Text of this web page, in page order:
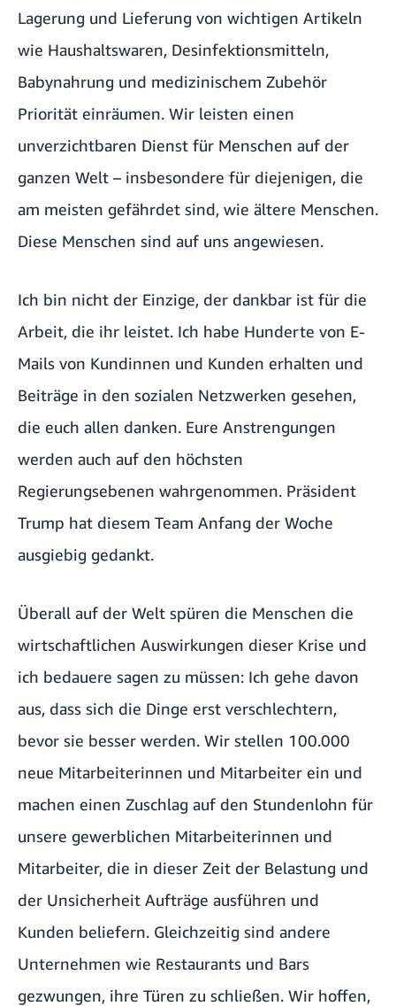
Lagerung und Lieferung von wichtigen Artikeln
wie Haushaltswaren, Desinfektionsmitteln,
Babynahrung und medizinischem Zubehör
Priorität einräumen. Wir leisten einen
unverzichtbaren Dienst für Menschen auf der
ganzen Welt – insbesondere für diejenigen, die
am meisten gefährdet sind, wie ältere Menschen.
Diese Menschen sind auf uns angewiesen.
Ich bin nicht der Einzige, der dankbar ist für die
Arbeit, die ihr leistet. Ich habe Hunderte von E-
Mails von Kundinnen und Kunden erhalten und
Beiträge in den sozialen Netzwerken gesehen,
die euch allen danken. Eure Anstrengungen
werden auch auf den höchsten
Regierungsebenen wahrgenommen. Präsident
Trump hat diesem Team Anfang der Woche
ausgiebig gedankt.
Überall auf der Welt spüren die Menschen die
wirtschaftlichen Auswirkungen dieser Krise und
ich bedauere sagen zu müssen: Ich gehe davon
aus, dass sich die Dinge erst verschlechtern,
bevor sie besser werden. Wir stellen 100.000
neue Mitarbeiterinnen und Mitarbeiter ein und
machen einen Zuschlag auf den Stundenlohn für
unsere gewerblichen Mitarbeiterinnen und
Mitarbeiter, die in dieser Zeit der Belastung und
der Unsicherheit Aufträge ausführen und
Kunden beliefern. Gleichzeitig sind andere
Unternehmen wie Restaurants und Bars
gezwungen, ihre Türen zu schließen. Wir hoffen,